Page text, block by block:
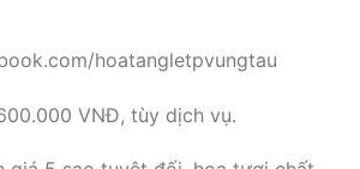
hoatangletpvungtau
VNĐ, tùy dịch vụ.